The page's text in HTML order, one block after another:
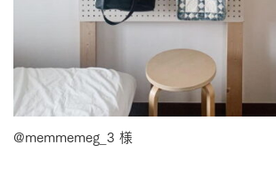
@memmemeg_3 様